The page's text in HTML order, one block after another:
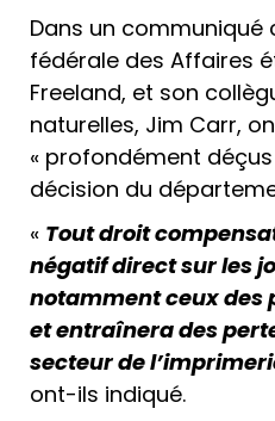
Dans un communiqué
fédérale des Affaires
Freeland, et son
naturelles, Jim Carr,
« profondément
décision du
« Tout droit
négatif direct sur les
notamment ceux des
et entraînera des
secteur de
ont-ils indiqué.